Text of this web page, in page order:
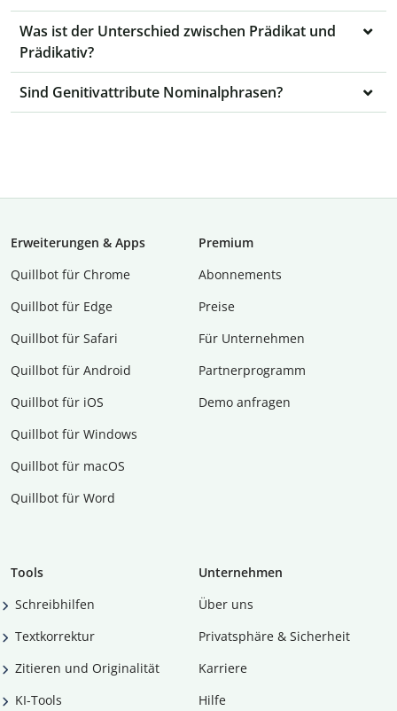
Was ist der Unterschied zwischen Prädikat und
Prädikativ?
Sind Genitivattribute Nominalphrasen?
Erweiterungen & Apps
Quillbot für Chrome
Quillbot für Edge
Quillbot für Safari
Quillbot für Android
Quillbot für iOS
Quillbot für Windows
Quillbot für macOS
Quillbot für Word
Premium
Abon­ne­ments
Preise
Für Unternehmen
Partnerprogramm
Demo anfragen
Tools
Schreibhilfen
Textkorrektur
Zitieren und Originalität
KI-Tools
Unternehmen
Über uns
Privatsphäre & Sicherheit
Karriere
Hilfe